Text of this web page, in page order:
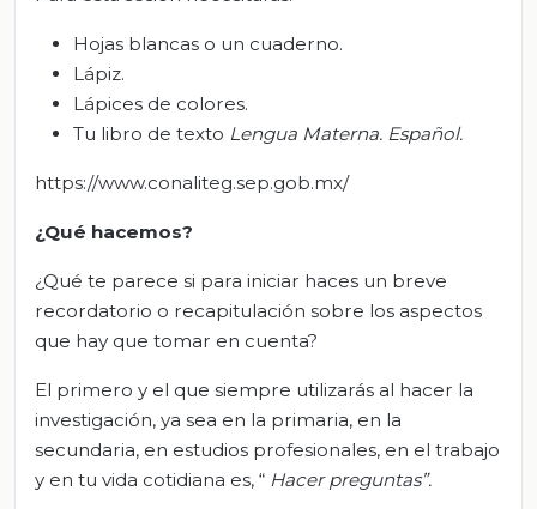
Hojas blancas o un cuaderno.
Lápiz.
Lápices de colores.
Tu libro de texto Lengua Materna. Español.
https://www.conaliteg.sep.gob.mx/
¿Qué hacemos?
¿Qué te parece si para iniciar haces un breve
recordatorio o recapitulación sobre los aspectos
que hay que tomar en cuenta?
El primero y el que siempre utilizarás al hacer la
investigación, ya sea en la primaria, en la
secundaria, en estudios profesionales, en el trabajo
y en tu vida cotidiana es, “ Hacer preguntas”.